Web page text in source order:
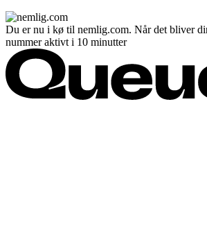
Du er nu i kø til nemlig.com. Når det bliver
nummer aktivt i 10 minutter